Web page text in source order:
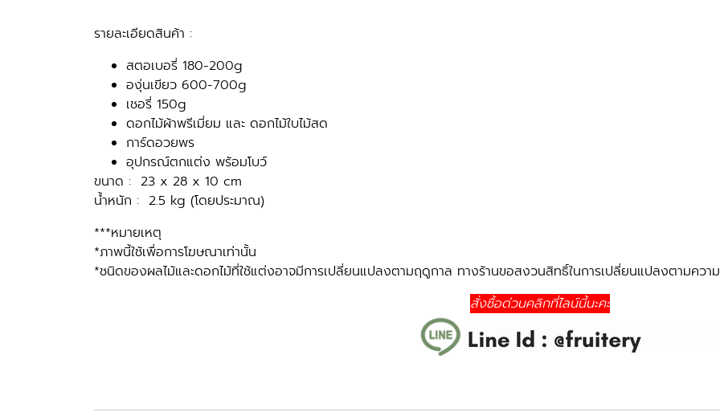
รายละเอียดสินค้า :
สตอเบอรี่ 180-200g
องุ่นเขียว 600-700g
เชอรี่ 150g
ดอกไม้ผ้าพรีเมี่ยม และ ดอกไม้ใบไม้สด
การ์ดอวยพร
อุปกรณ์ตกแต่ง พร้อมโบว์
ขนาด : 23 x 28 x 10 cm
น้ำหนัก : 2.5 kg (โดยประมาณ)
***หมายเหตุ
*ภาพนี้ใช้เพื่อการโฆษณาเท่านั้น
*ชนิดของผลไม้และดอกไม้ที่ใช้แต่งอาจมีการเปลี่ยนแปลงตามฤดูกาล ทางร้านขอสงวนสิทธิ์ในการเปลี่ยนแปลงตามความ
สั่งซื้อด่วนคลิกที่ไลน์นี้นะคะ